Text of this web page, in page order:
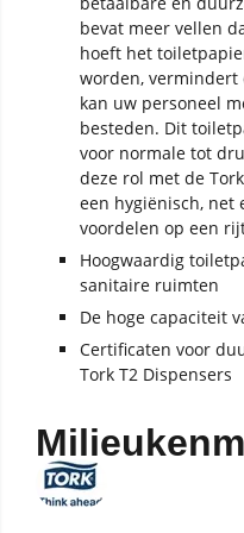
bevat meer vellen
hoeft het
worden, vermindert
kan uw personeel
besteden. Dit
voor normale tot
deze rol met de
een hygiënisch, net
voordelen op een
Hoogwaardig
sanitaire ruimten
De hoge capaciteit
Certificaten voor
Tork T2 Dispensers